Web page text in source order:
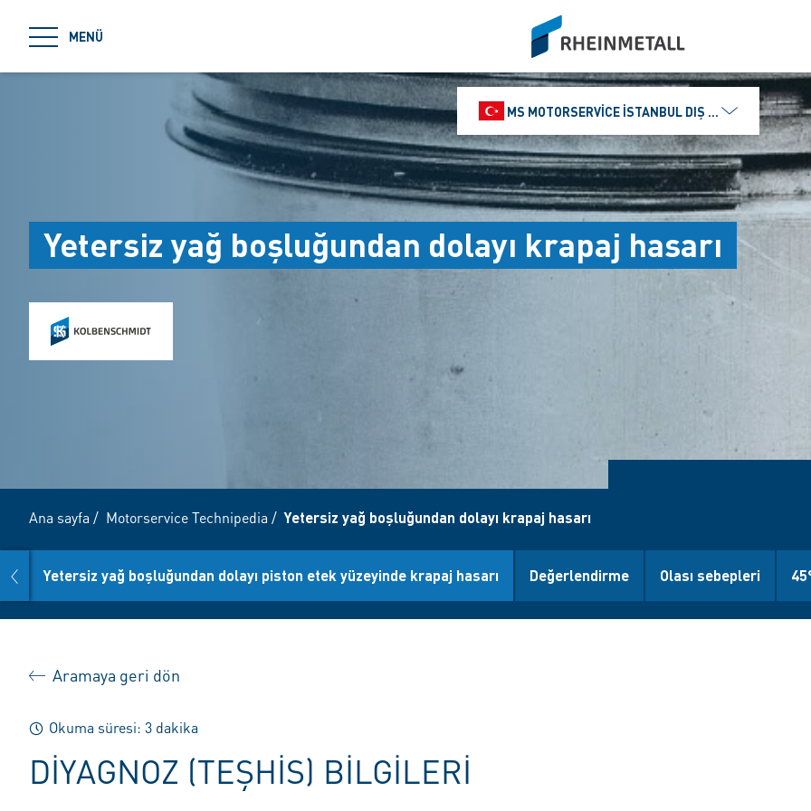
MENÜ
siteLogo
MS MOTORSERVICE İSTANBUL DIŞ TICARET VE
Yetersiz yağ boşluğundan dolayı krapaj hasarı
Ana sayfa / Motorservice Technipedia / Yetersiz yağ boşluğundan dolayı krapaj hasarı
prev Yetersiz yağ boşluğundan dolayı piston etek yüzeyinde krapaj hasarı Değerlendirme Olası sebepleri
Aramaya geri dön
Okuma süresi: 3 dakika
DIYAGNOZ (TEŞHIS) BILGILERI